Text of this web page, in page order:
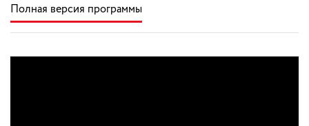
Полная версия программы